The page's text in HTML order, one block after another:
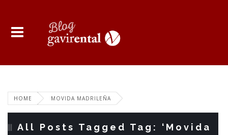
HOME MOVIDA MADRILEÑA
All Posts Tagged Tag: ‘Movida